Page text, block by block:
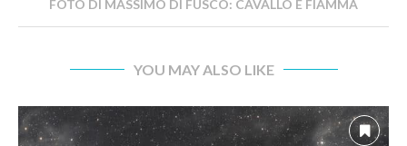
FOTO DI MASSIMO DI FUSCO: CAVALLO E FIAMMA
YOU MAY ALSO LIKE